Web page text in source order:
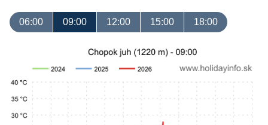
06:00 09:00 12:00 15:00 18:00